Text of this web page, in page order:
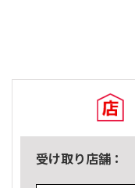
受け取り店舗：